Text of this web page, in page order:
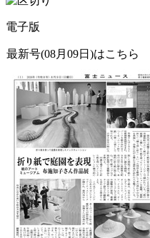
電子版
最新号(08月09日)はこちら